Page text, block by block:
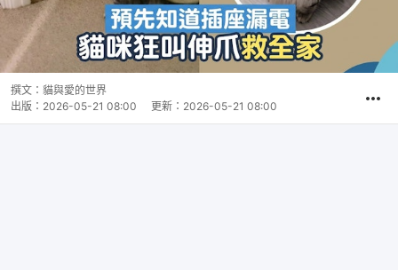
撰文： 貓與愛的世界
出版： 2026-05-21 08:00 更新： 2026-05-21 08:00